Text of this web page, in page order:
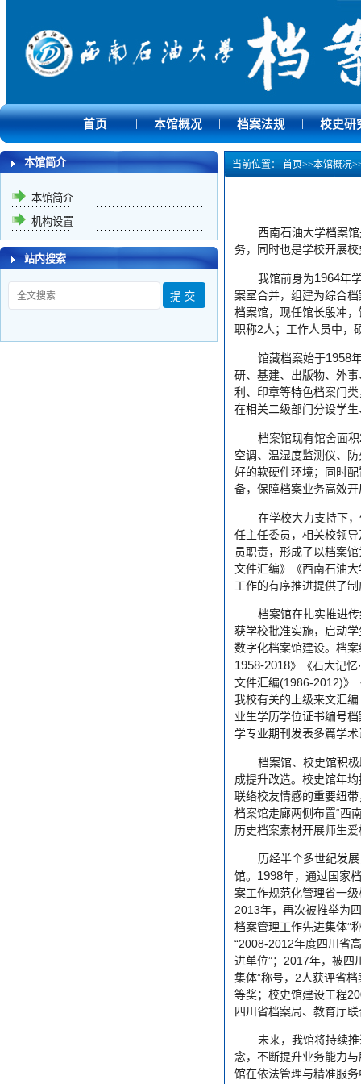
首页 | 本馆概况 | 档案法规 | 校史研
本馆简介
本馆简介
机构设置
站内搜索
当前位置： 首页>>本馆概况
西南石油大学档案
务，同时也是学校开展
我馆前身为1964年
案室合并，组建为综合
档案馆，现任馆长殷冲
职称2人；工作人员中，
馆藏档案始于1958
研、基建、出版物、外
利、印章等特色档案门
在相关二级部门分设学
档案馆现有馆舍面积
空调、温湿度监测仪、
好的软硬件环境；同时
备，保障档案业务高效开
在学校大力支持下
任主任委员，相关校领
员职责，形成了以档案
文件汇编》《西南石油
工作的有序推进提供了
档案馆在扎实推进
获学校批准实施，启动
数字化档案馆建设。档
1958-2018》《石大记忆·
文件汇编(1986-2012)》
我校有关的上级来文汇编
业生学历学位证书编号
学专业期刊发表多篇学
档案馆、校史馆积
成提升改造。校史馆年
联络校友情感的重要纽
档案馆走廊两侧布置“西
历史档案素材开展师生
历经半个多世纪发
馆。 1998年，通过国家
案工作规范化管理省一
2013年，再次被推举为
档案管理工作先进集体”
“2008-2012年度四川省
进单位”； 2017年，被四
集体”称号， 2人获评省
等奖；校史馆建设工程
四川省档案局、教育厅
未来，我馆将持续
念，不断提升业务能力
馆在依法管理与精准服